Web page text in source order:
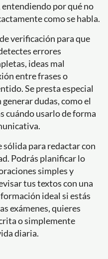
por qué no
como se habla.
verificación para que
errores
ideas mal
entre frases o
Se presta especial
dudas, como el
cuándo usarlo de forma
sólida para redactar con
Podrás planificar lo
simples y
tus textos con una
ideal si estás
exámenes, quieres
o simplemente
diaria.